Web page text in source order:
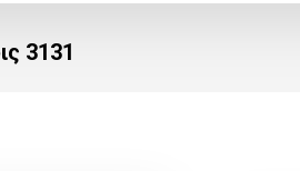
3131